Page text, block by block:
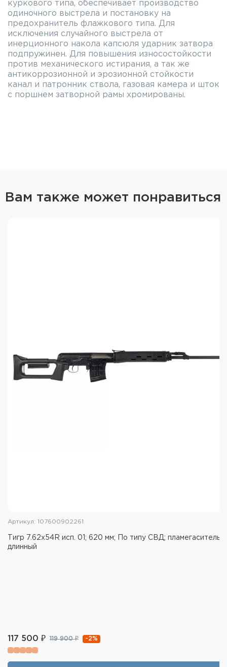
куркового типа, обеспечивает производство
одиночного выстрела и постановку на
предохранитель флажкового типа. Для
исключения случайного выстрела от
инерционного накола капсюля ударник затвора
подпружинен. Для повышения износостойкости
против механического истирания, а так же
антикоррозионной и эрозионной стойкости
канал и патронник ствола, газовая камера и шток
с поршнем затворной рамы хромированы.
Вам также может понравиться
Артикул: 107600902261
Тигр 7.62x54R исп. 01; 620 мм; По типу СВД; пламегаситель
длинный
117 500 ₽ 119 900 ₽ -2%